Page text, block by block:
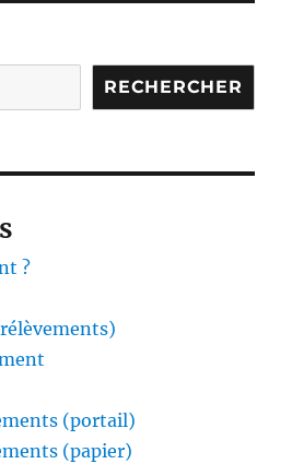
RECHERCHER
?
(portail)
(papier)